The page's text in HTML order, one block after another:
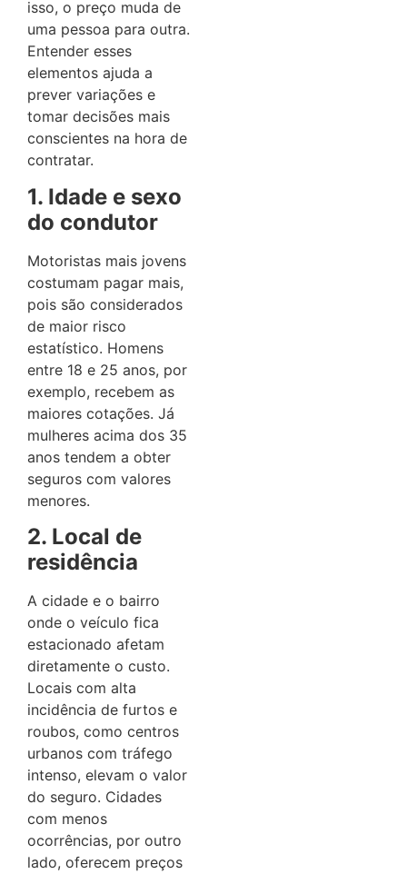
isso, o preço muda de
uma pessoa para outra.
Entender esses
elementos ajuda a
prever variações e
tomar decisões mais
conscientes na hora de
contratar.
1. Idade e sexo
do condutor
Motoristas mais jovens
costumam pagar mais,
pois são considerados
de maior risco
estatístico. Homens
entre 18 e 25 anos, por
exemplo, recebem as
maiores cotações. Já
mulheres acima dos 35
anos tendem a obter
seguros com valores
menores.
2. Local de
residência
A cidade e o bairro
onde o veículo fica
estacionado afetam
diretamente o custo.
Locais com alta
incidência de furtos e
roubos, como centros
urbanos com tráfego
intenso, elevam o valor
do seguro. Cidades
com menos
ocorrências, por outro
lado, oferecem preços